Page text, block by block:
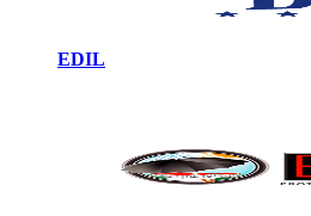
EDIL